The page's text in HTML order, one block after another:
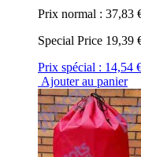
Prix normal : 37,83
Special Price 19,39
Prix spécial : 14,54
Ajouter au panier